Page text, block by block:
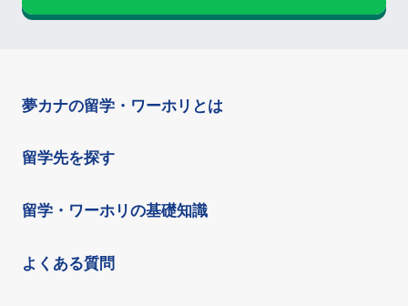
夢カナの留学・ワーホリとは
留学先を探す
留学・ワーホリの基礎知識
よくある質問